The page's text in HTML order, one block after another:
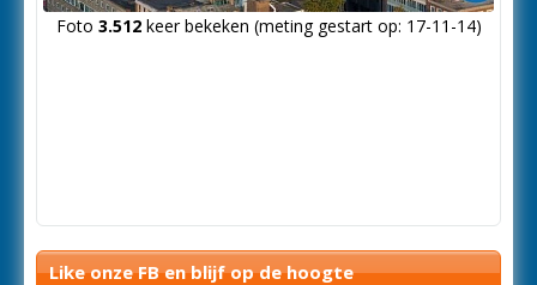
Foto 3.512keer bekeken (meting gestart op: 17-11-14)
Like onze FB en blijf op de hoogte